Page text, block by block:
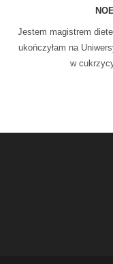
Jestem magistrem
ukończyłam na
w